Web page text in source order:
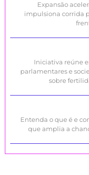
Expansão
impulsiona corrida
Iniciativa reúne
parlamentares e
sobre
Entenda o que é e
que amplia a